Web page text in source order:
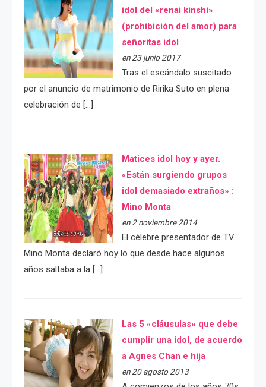
idol del «renai kinshi»
(prohibición del amor) para
señoritas idol
en 23 junio 2017
Tras el escándalo suscitado
por el anuncio de matrimonio de Ririka Suto en plena
celebración de […]
Matices idol hoy y ayer.
«Están surgiendo grupos
idol demasiado extraños» :
Mino Monta
en 2 noviembre 2014
El célebre presentador de TV
Mino Monta declaró hoy lo que desde hace algunos
años saltaba a la […]
Las 5 «cláusulas» que debe
cumplir una idol, de acuerdo
a Agnes Chan e hija
en 20 agosto 2013